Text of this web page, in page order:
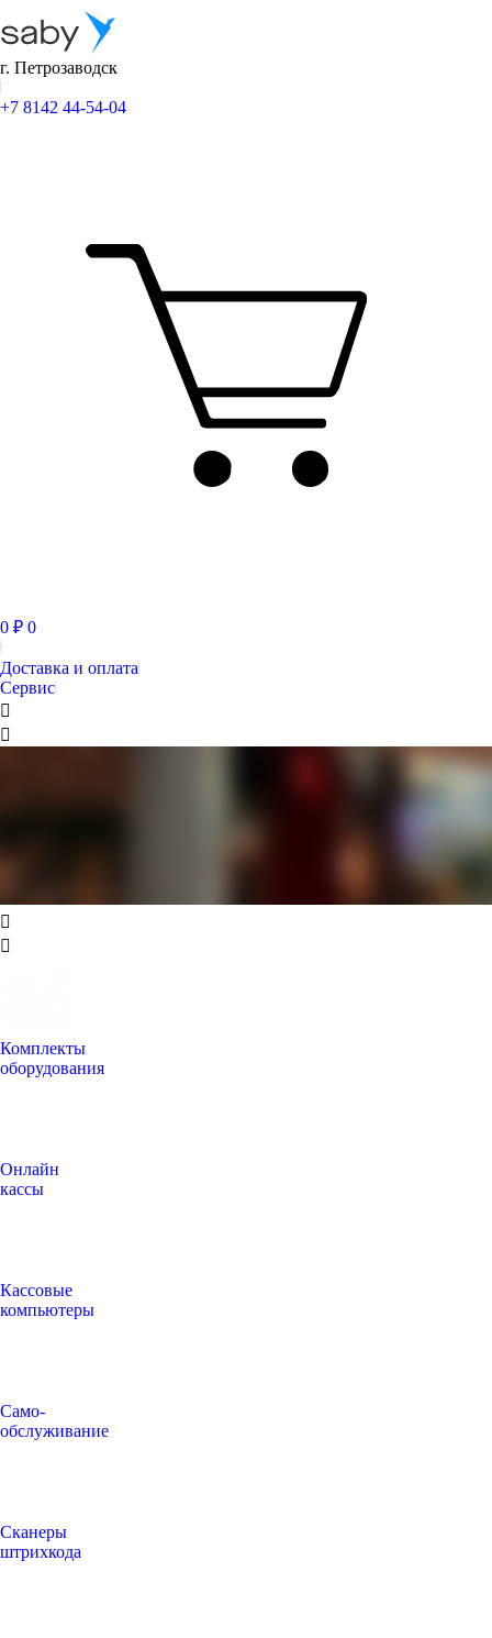
г. Петрозаводск
+7 8142 44-54-04
0 ₽ 0
Доставка и оплата
Сервис
Комплекты
оборудования
Онлайн
кассы
Кассовые
компьютеры
Само-
обслуживание
Сканеры
штрихкода